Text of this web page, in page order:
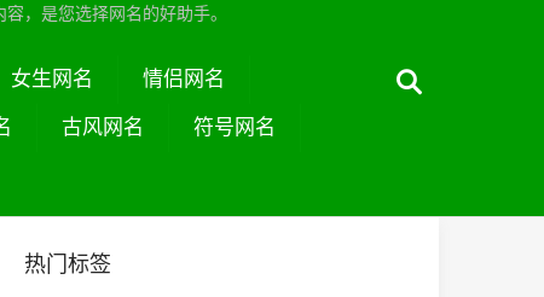
，是您选择网名的好助手。
女生网名 情侣网名
古风网名 符号网名
热门标签